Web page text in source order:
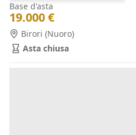
Birori (Nuoro)
Base d'asta
19.000 €
Asta chiusa